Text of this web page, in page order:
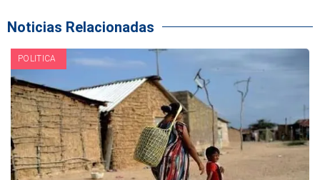
Noticias Relacionadas
POLITICA